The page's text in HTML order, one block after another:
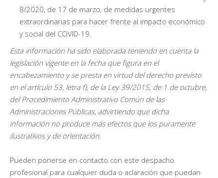
8/2020, de 17 de marzo, de medidas urgentes
extraordinarias para hacer frente al impacto económico
y social del COVID-19.
Esta información ha sido elaborada teniendo en cuenta la
legislación vigente en la fecha que figura en el
encabezamiento y se presta en virtud del derecho previsto
en el artículo 53, letra f), de la Ley 39/2015, de 1 de octubre,
del Procedimiento Administrativo Común de las
Administraciones Públicas, advirtiendo que dicha
información no produce más efectos que los puramente
ilustrativos y de orientación.
Pueden ponerse en contacto con este despacho
profesional para cualquier duda o aclaración que puedan